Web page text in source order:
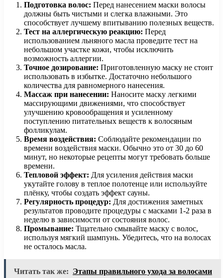
Подготовка волос: Перед нанесением маски волосы
должны быть чистыми и слегка влажными. Это
способствует лучшему впитыванию полезных веществ.
Тест на аллергическую реакцию: Перед
использованием льняного масла проведите тест на
небольшом участке кожи, чтобы исключить
возможность аллергии.
Точное дозирование: Приготовленную маску не стоит
использовать в избытке. Достаточно небольшого
количества для равномерного нанесения.
Массаж при нанесении: Наносите маску легкими
массирующими движениями, что способствует
улучшению кровообращения и усиленному
поступлению питательных веществ к волосяным
фолликулам.
Время воздействия: Соблюдайте рекомендации по
времени воздействия маски. Обычно это от 30 до 60
минут, но некоторые рецепты могут требовать больше
времени.
Тепловой эффект: Для усиления действия маски
укутайте голову в теплое полотенце или используйте
плёнку, чтобы создать эффект сауны.
Регулярность процедур: Для достижения заметных
результатов проводите процедуры с масками 1-2 раза в
неделю в зависимости от состояния волос.
Промывание: Тщательно смывайте маску с волос,
используя мягкий шампунь. Убедитесь, что на волосах
не осталось масла.
Читать так же: Этапы правильного ухода за волосами